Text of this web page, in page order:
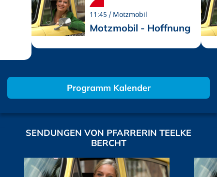
11:45 Motzmobil
Motzmobil - Hoffnung
Programm Kalender
SENDUNGEN VON PFARRERIN TEELKE
BERCHT